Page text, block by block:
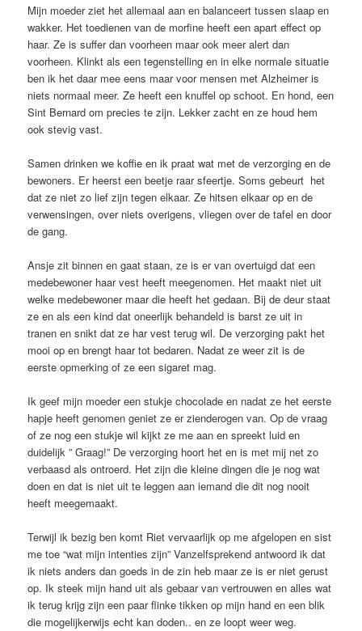
Mijn moeder ziet het allemaal aan en balanceert tussen slaap en
wakker. Het toedienen van de morfine heeft een apart effect op
haar. Ze is suffer dan voorheen maar ook meer alert dan
voorheen. Klinkt als een tegenstelling en in elke normale situatie
ben ik het daar mee eens maar voor mensen met Alzheimer is
niets normaal meer. Ze heeft een knuffel op schoot. En hond, een
Sint Bernard om precies te zijn. Lekker zacht en ze houd hem
ook stevig vast.
Samen drinken we koffie en ik praat wat met de verzorging en de
bewoners. Er heerst een beetje raar sfeertje. Soms gebeurt het
dat ze niet zo lief zijn tegen elkaar. Ze hitsen elkaar op en de
verwensingen, over niets overigens, vliegen over de tafel en door
de gang.
Ansje zit binnen en gaat staan, ze is er van overtuigd dat een
medebewoner haar vest heeft meegenomen. Het maakt niet uit
welke medebewoner maar die heeft het gedaan. Bij de deur staat
ze en als een kind dat oneerlijk behandeld is barst ze uit in
tranen en snikt dat ze har vest terug wil. De verzorging pakt het
mooi op en brengt haar tot bedaren. Nadat ze weer zit is de
eerste opmerking of ze een sigaret mag.
Ik geef mijn moeder een stukje chocolade en nadat ze het eerste
hapje heeft genomen geniet ze er zienderogen van. Op de vraag
of ze nog een stukje wil kijkt ze me aan en spreekt luid en
duidelijk ” Graag!” De verzorging hoort het en is met mij net zo
verbaasd als ontroerd. Het zijn die kleine dingen die je nog wat
doen en dat is niet uit te leggen aan iemand die dit nog nooit
heeft meegemaakt.
Terwijl ik bezig ben komt Riet vervaarlijk op me afgelopen en sist
me toe “wat mijn intenties zijn” Vanzelfsprekend antwoord ik dat
ik niets anders dan goeds in de zin heb maar ze is er niet gerust
op. Ik steek mijn hand uit als gebaar van vertrouwen en alles wat
ik terug krijg zijn een paar flinke tikken op mijn hand en een blik
die mogelijkerwijs echt kan doden.. en ze loopt weer weg.